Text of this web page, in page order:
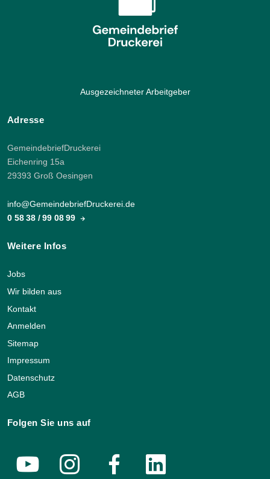
Ausgezeichneter Arbeitgeber
Adresse
GemeindebriefDruckerei
Eichenring 15a
29393 Groß Oesingen
info@GemeindebriefDruckerei.de
0 58 38 / 99 08 99
Weitere Infos
Jobs
Wir bilden aus
Kontakt
Anmelden
Sitemap
Impressum
Datenschutz
AGB
Folgen Sie uns auf